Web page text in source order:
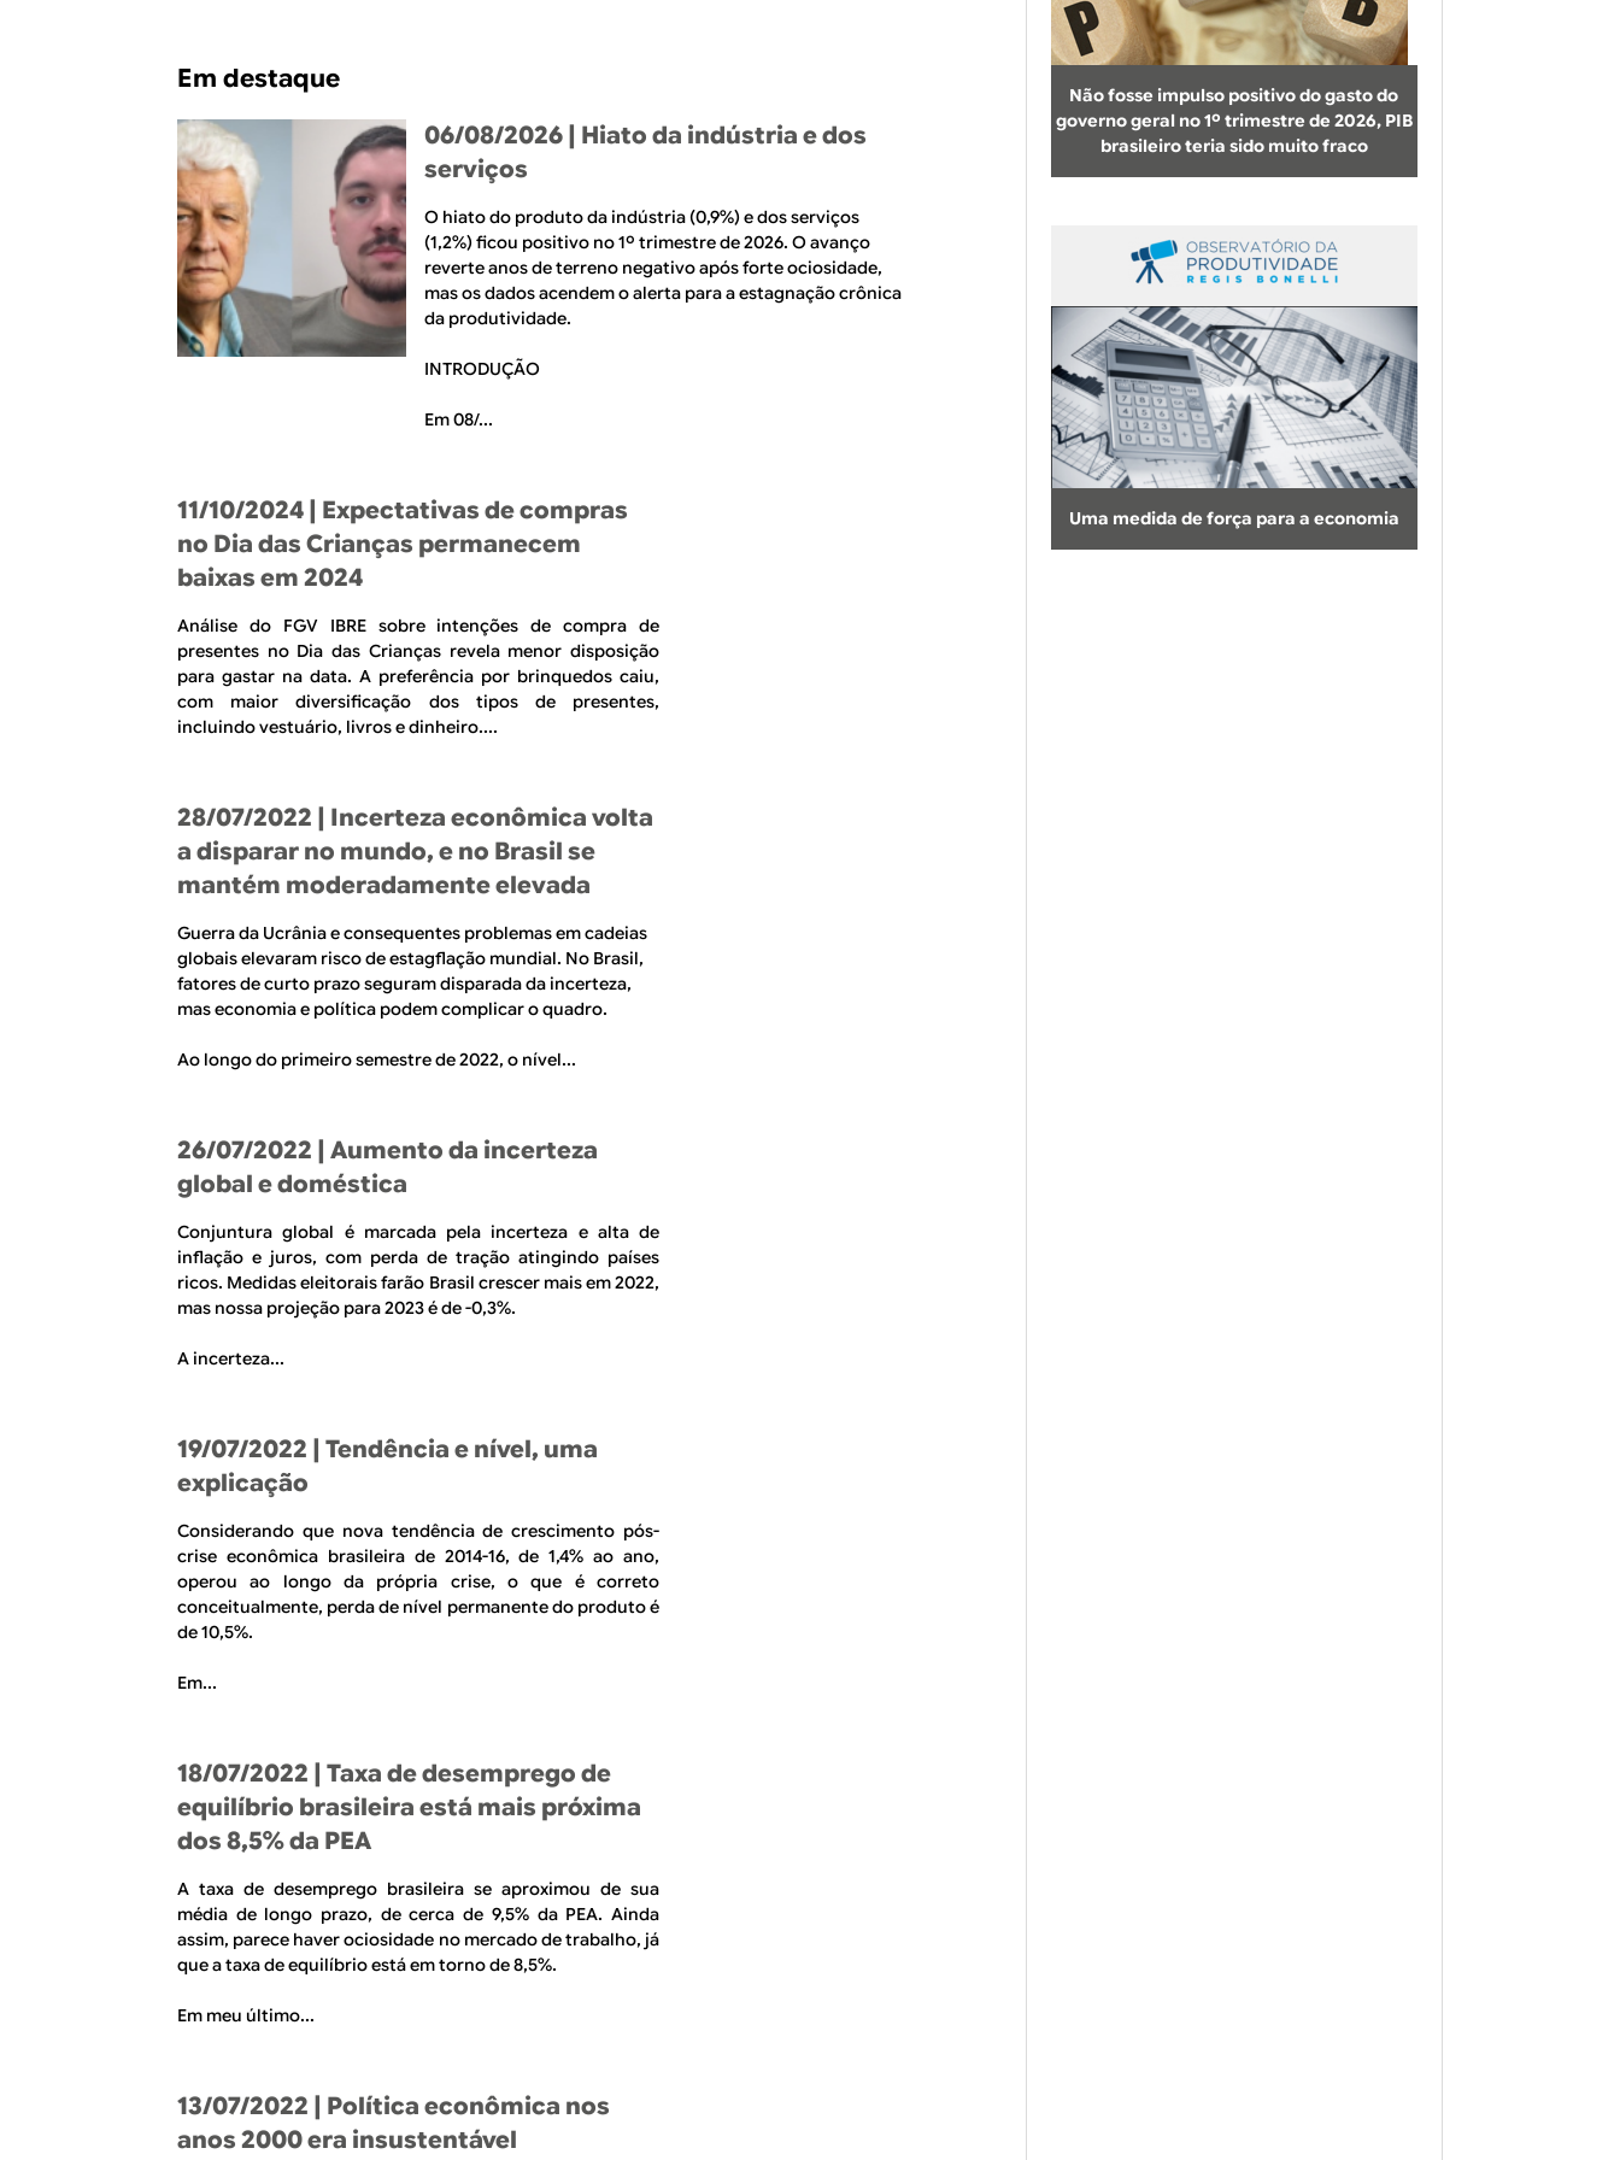
E
b
u
s
c
a
Em destaque
06/08/2026 | Hiato da indústria e dos
serviços
O hiato do produto da indústria (0,9%) e dos serviços
(1,2%) ficou positivo no 1º trimestre de 2026. O avanço
reverte anos de terreno negativo após forte ociosidade,
mas os dados acendem o alerta para a estagnação crônica
da produtividade.
INTRODUÇÃO
Em 08/...
11/10/2024 | Expectativas de compras
no Dia das Crianças permanecem
baixas em 2024
Análise do FGV IBRE sobre intenções de compra de
presentes no Dia das Crianças revela menor disposição
para gastar na data. A preferência por brinquedos caiu,
com maior diversificação dos tipos de presentes,
incluindo vestuário, livros e dinheiro....
28/07/2022 | Incerteza econômica volta
a disparar no mundo, e no Brasil se
mantém moderadamente elevada
Guerra da Ucrânia e consequentes problemas em cadeias
globais elevaram risco de estagflação mundial. No Brasil,
fatores de curto prazo seguram disparada da incerteza,
mas economia e política podem complicar o quadro.
Ao longo do primeiro semestre de 2022, o nível...
26/07/2022 | Aumento da incerteza
global e doméstica
Conjuntura global é marcada pela incerteza e alta de
inflação e juros, com perda de tração atingindo países
ricos. Medidas eleitorais farão Brasil crescer mais em 2022,
mas nossa projeção para 2023 é de -0,3%.
A incerteza...
19/07/2022 | Tendência e nível, uma
explicação
Considerando que nova tendência de crescimento pós-
crise econômica brasileira de 2014-16, de 1,4% ao ano,
operou ao longo da própria crise, o que é correto
conceitualmente, perda de nível permanente do produto é
de 10,5%.
Em...
18/07/2022 | Taxa de desemprego de
equilíbrio brasileira está mais próxima
dos 8,5% da PEA
A taxa de desemprego brasileira se aproximou de sua
média de longo prazo, de cerca de 9,5% da PEA. Ainda
assim, parece haver ociosidade no mercado de trabalho, já
que a taxa de equilíbrio está em torno de 8,5%.
Em meu último...
13/07/2022 | Política econômica nos
anos 2000 era insustentável
Não fosse impulso positivo do gasto do
governo geral no 1º trimestre de 2026, PIB
brasileiro teria sido muito fraco
Uma medida de força para a economia